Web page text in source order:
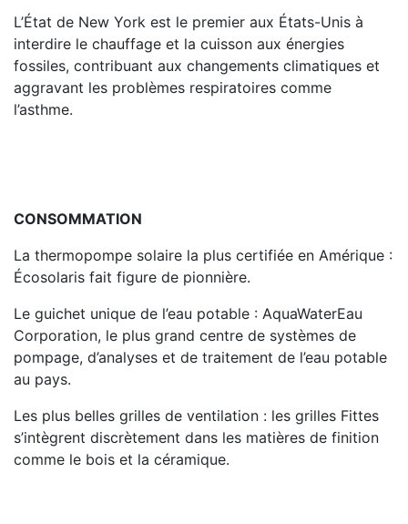
L’État de New York est le premier aux États-Unis à
interdire le chauffage et la cuisson aux énergies
fossiles, contribuant aux changements climatiques et
aggravant les problèmes respiratoires comme
l’asthme.
CONSOMMATION
La thermopompe solaire la plus certifiée en Amérique :
Écosolaris fait figure de pionnière.
Le guichet unique de l’eau potable : AquaWaterEau
Corporation, le plus grand centre de systèmes de
pompage, d’analyses et de traitement de l’eau potable
au pays.
Les plus belles grilles de ventilation : les grilles Fittes
s’intègrent discrètement dans les matières de finition
comme le bois et la céramique.